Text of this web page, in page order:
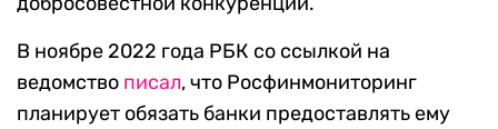
В ноябре 2022 года РБК со ссылкой на
ведомство писал, что Росфинмониторинг
планирует обязать банки предоставлять ему